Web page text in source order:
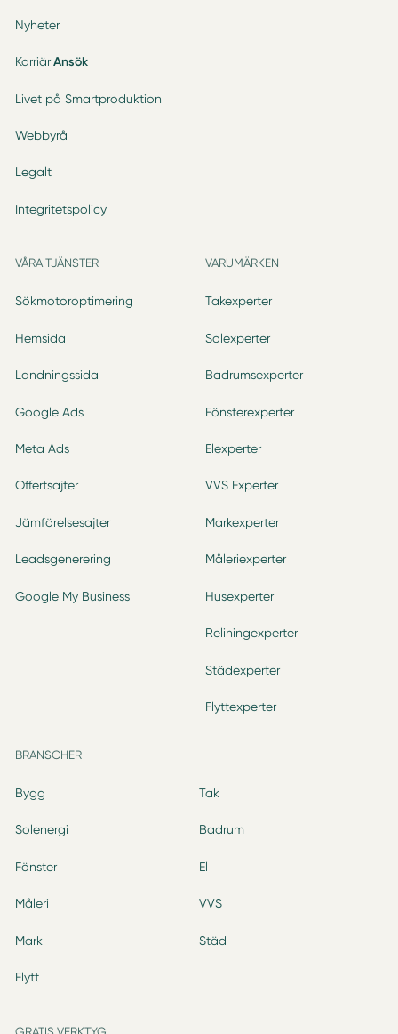
Nyheter
Karriär Ansök
Livet på Smartproduktion
Webbyrå
Legalt
Integritetspolicy
VÅRA TJÄNSTER
Sökmotoroptimering
Hemsida
Landningssida
Google Ads
Meta Ads
Offertsajter
Jämförelsesajter
Leadsgenerering
Google My Business
VARUMÄRKEN
Takexperter
Solexperter
Badrumsexperter
Fönsterexperter
Elexperter
VVS Experter
Markexperter
Måleriexperter
Husexperter
Reliningexperter
Städexperter
Flyttexperter
BRANSCHER
Bygg Tak
Solenergi Badrum
Fönster El
Måleri VVS
Mark Städ
Flytt